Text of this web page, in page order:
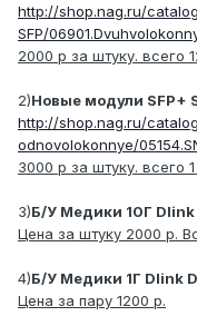
http://shop.nag.ru/
SFP/
2000 р за штуку. всего
2)Новые модули SFP+
http://shop.nag.ru/
odnovolokonnye/
3000 р за штуку. всего
3)Б/У Медики 10Г Dlink
Цена за штуку 2000 р.
4)Б/У Медики 1Г Dlink
Цена за пару 1200 р.